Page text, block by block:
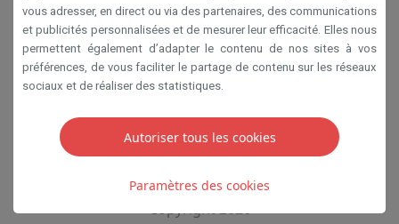
Privacy
Disclaimer
Cookies
SA HIFI international 2 Rue Läiteschbaach, 5324
Contern, G-D de Luxembourg - 00 128 297/101
Copyright 2026
vous adresser, en direct ou via des partenaires, des communications
et publicités personnalisées et de mesurer leur efficacité. Elles nous
permettent également d’adapter le contenu de nos sites à vos
préférences, de vous faciliter le partage de contenu sur les réseaux
sociaux et de réaliser des statistiques.
Autoriser tous les cookies
Paramètres des cookies